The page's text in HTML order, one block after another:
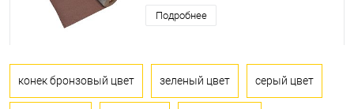
Подробнее
конек бронзовый цвет зеленый цвет серый цвет